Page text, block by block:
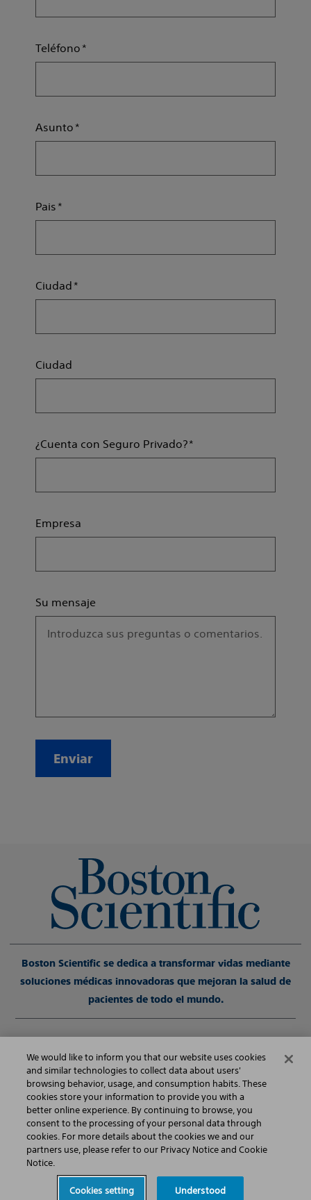
Teléfono
Asunto
Pais
Ciudad
Ciudad
¿Cuenta con Seguro Privado?
Empresa
Su mensaje
Enviar
Boston Scientific se dedica a transformar vidas mediante
soluciones médicas innovadoras que mejoran la salud de
pacientes de todo el mundo.
reservados.
Política de Privacidad
Condiciones de Uso
Aviso de Copyright
Mapa del sitio
We would like to inform you that our website uses cookies
and similar technologies to collect data about users'
browsing behavior, usage, and consumption habits. These
cookies store your information to provide you with a
better online experience. By continuing to browse, you
consent to the processing of your personal data through
cookies. For more details about the cookies we and our
partners use, please refer to our Privacy Notice and Cookie
Notice.
Cookies setting Understood